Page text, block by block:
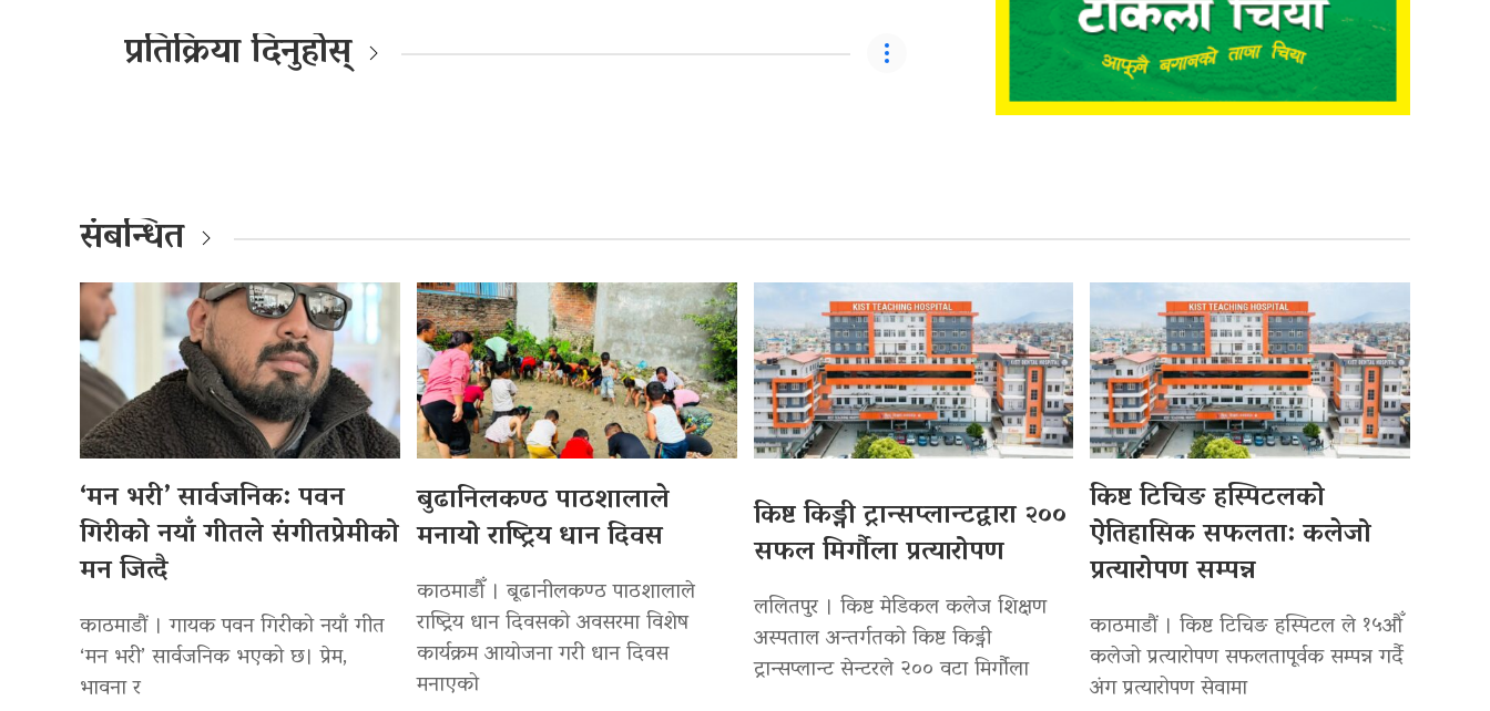
प्रतिक्रिया दिनुहोस्
संबन्धित
‘मन भरी’ सार्वजनिक: पवन
गिरीको नयाँ गीतले संगीतप्रेमीको
मन जित्दै
काठमाडौं । गायक पवन गिरीको नयाँ गीत
‘मन भरी’ सार्वजनिक भएको छ। प्रेम,
भावना र
बुढानिलकण्ठ पाठशालाले
मनायो राष्ट्रिय धान दिवस
काठमाडौँ । बूढानीलकण्ठ पाठशालाले
राष्ट्रिय धान दिवसको अवसरमा विशेष
कार्यक्रम आयोजना गरी धान दिवस
मनाएको
किष्ट किड्नी ट्रान्सप्लान्टद्वारा २००
सफल मिर्गौला प्रत्यारोपण
ललितपुर । किष्ट मेडिकल कलेज शिक्षण
अस्पताल अन्तर्गतको किष्ट किड्नी
ट्रान्सप्लान्ट सेन्टरले २०० वटा मिर्गौला
किष्ट टिचिङ हस्पिटलको
ऐतिहासिक सफलता: कलेजो
प्रत्यारोपण सम्पन्न
काठमाडौं । किष्ट टिचिङ हस्पिटल ले १५औँ
कलेजो प्रत्यारोपण सफलतापूर्वक सम्पन्न गर्दै
अंग प्रत्यारोपण सेवामा